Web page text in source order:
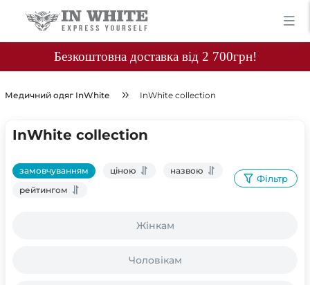
Безкоштовна доставка від 2 700грн!
Медичний одяг InWhite InWhite collection
InWhite collection
замовчуванням ціною
назвою
рейтингом
Фільтр
Жінкам
Чоловікам